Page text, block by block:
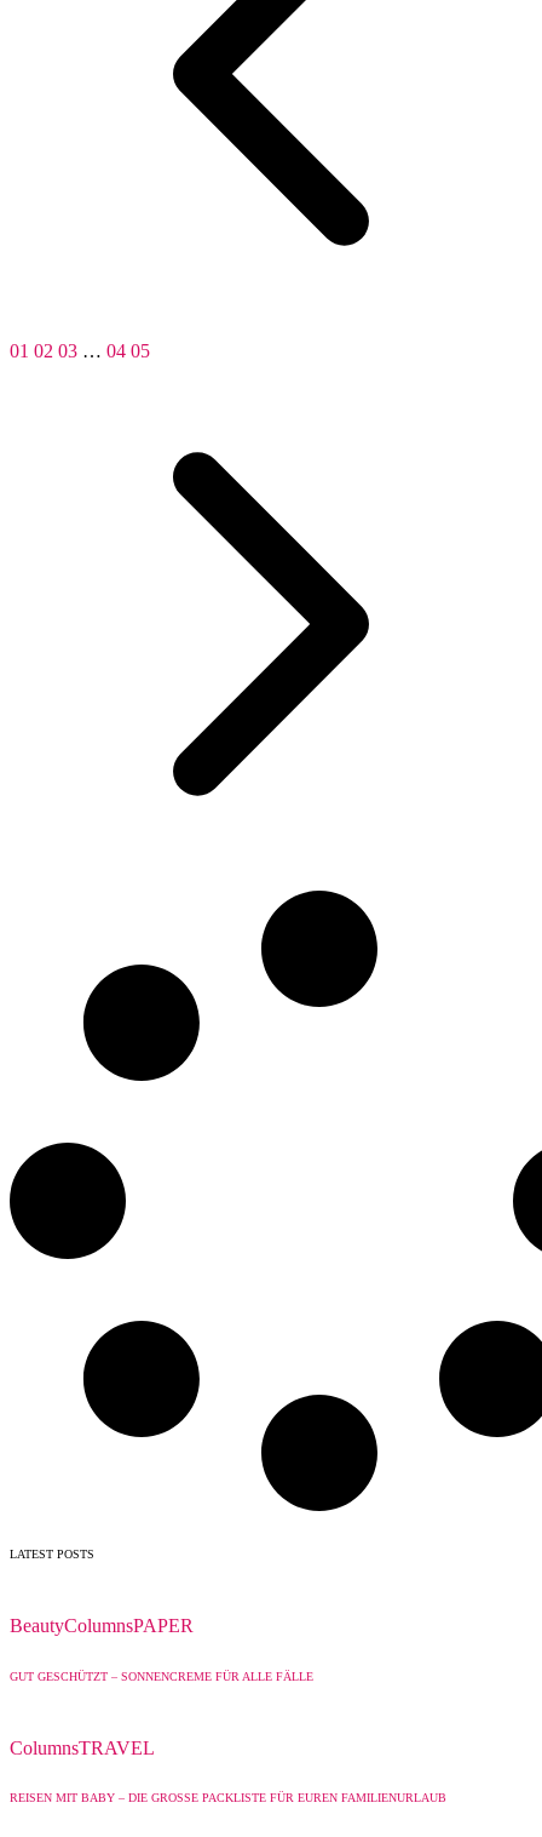
01 02 03 … 04 05
LATEST POSTS
BeautyColumnsPAPER
GUT GESCHÜTZT – SONNENCREME FÜR ALLE FÄLLE
ColumnsTRAVEL
REISEN MIT BABY – DIE GROSSE PACKLISTE FÜR EUREN FAMILIENURLAUB